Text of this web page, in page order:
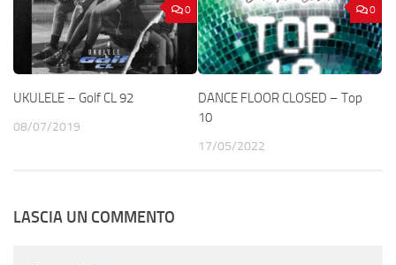
0
UKULELE – Golf CL 92
08/07/2019
0
DANCE FLOOR CLOSED – Top
10
17/05/2022
LASCIA UN COMMENTO